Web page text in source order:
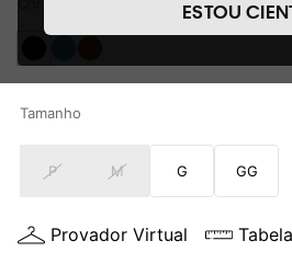
de cookies, informaremos quais
suas funções. A forma como
nosso Aviso de Privacidade. Quando
fornecer a você toda a
Cookies acesse o link.
ESTOU
Tamanho
P M G GG
Provador Virtual